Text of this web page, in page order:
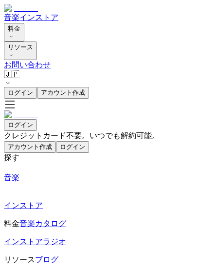
音楽インストア
料金
リソース
お問い合わせ
🇯🇵
ログイン アカウント作成
ログイン
クレジットカード不要。いつでも解約可能。
アカウント作成 ログイン
探す
音楽
インストア
料金音楽カタログ
インストアラジオ
リソースブログ